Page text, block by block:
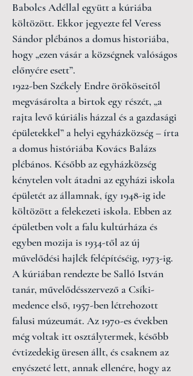
Babolcs Adéllal együtt a kúriába
költözött. Ekkor jegyezte fel Veress
Sándor plébános a domus historiába,
hogy „ezen vásár a községnek valóságos
előnyére esett”.
1922-ben Székely Endre örököseitől
megvásárolta a birtok egy részét, „a
rajta levő kúriális házzal és a gazdasági
épületekkel” a helyi egyházközség – írta
a domus históriába Kovács Balázs
plébános. Később az egyházközség
kénytelen volt átadni az egyházi iskola
épületét az államnak, így 1948-ig ide
költözött a felekezeti iskola. Ebben az
épületben volt a falu kultúrháza és
egyben mozija is 1934-től az új
művelődési hajlék felépítéséig, 1973-ig.
A kúriában rendezte be Salló István
tanár, művelődésszervező a Csíki-
medence első, 1957-ben létrehozott
falusi múzeumát. Az 1970-es években
még voltak itt osztálytermek, később
évtizedekig üresen állt, és csaknem az
enyészeté lett, annak ellenére, hogy az